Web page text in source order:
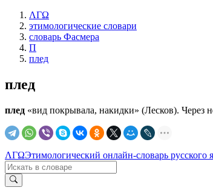
ΛΓΩ
этимологические словари
словарь Фасмера
П
плед
плед
плед «вид покрывала, накидки» (Лесков). Через
ΛΓΩЭтимологический онлайн-словарь русского